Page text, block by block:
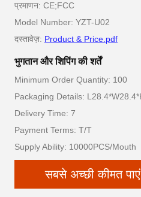
प्रमाणन: CE;FCC
Model Number: YZT-U02
दस्तावेज़: Product & Price.pdf
भुगतान और शिपिंग की शर्तें
Minimum Order Quantity: 100
Packaging Details:
Delivery Time: 7
Payment Terms: T/T
Supply Ability: 10000PCS/Mouth
सबसे अच्छी कीमत पाएं